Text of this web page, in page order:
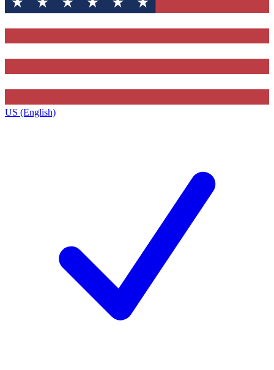
US (English)